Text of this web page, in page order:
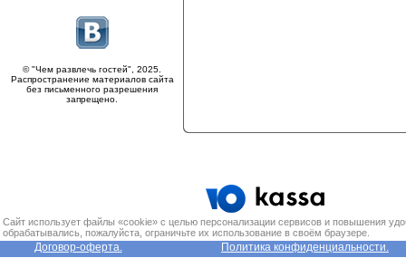
© "Чем развлечь гостей", 2025.
Распространение материалов сайта
без письменного разрешения
запрещено.
Сайт использует файлы «cookie» с целью персонализации сервисов и повышения
обрабатывались, пожалуйста, ограничьте их использование в своём браузере.
Договор-оферта. Политика конфиденциальности.